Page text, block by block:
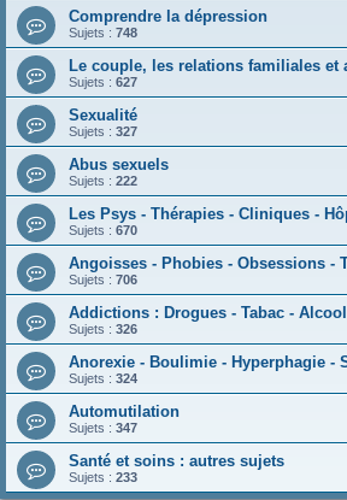
Comprendre la dépression
Sujets : 748
Le couple, les relations familiales et
Sujets : 627
Sexualité
Sujets : 327
Abus sexuels
Sujets : 222
Les Psys - Thérapies - Cliniques -
Sujets : 670
Angoisses - Phobies - Obsessions -
Sujets : 706
Addictions : Drogues - Tabac -
Sujets : 326
Anorexie - Boulimie - Hyperphagie -
Sujets : 324
Automutilation
Sujets : 347
Santé et soins : autres sujets
Sujets : 233